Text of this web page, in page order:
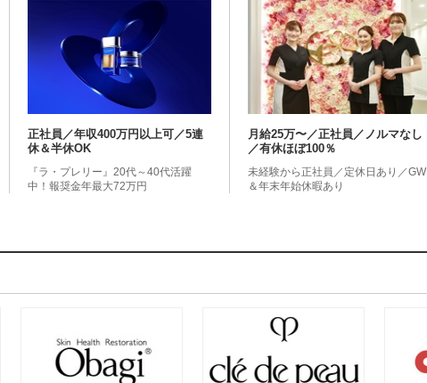
正社員／年収400万円以上可／5連
休＆半休OK
『ラ・プレリー』20代～40代活躍
中！報奨金年最大72万円
月給25万〜／正社員／ノルマなし
／有休ほぼ100％
未経験から正社員／定休日あり／GW
＆年末年始休暇あり